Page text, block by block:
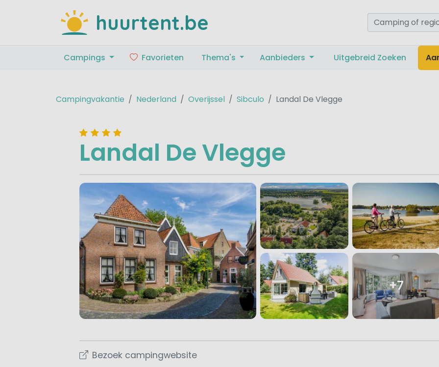
huurtent.be
Campings Favorieten Thema's Aanbieders Uitgebreid Zoeken
Campingvakantie Nederland Overijssel Sibculo Landal De Vlegge
Landal De Vlegge
+7
Bezoek campingwebsite